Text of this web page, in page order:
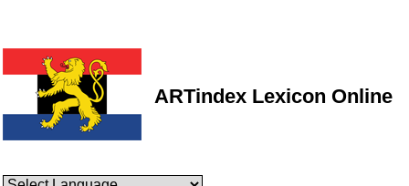
ARTindex Lexicon Online